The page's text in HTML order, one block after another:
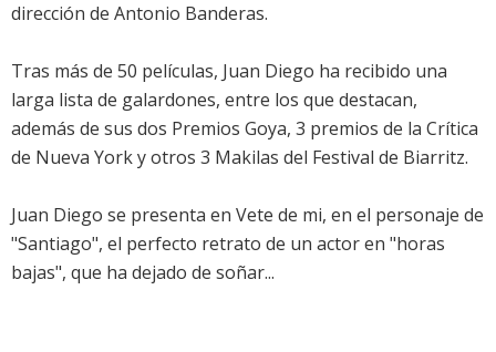
dirección de Antonio Banderas.
Tras más de 50 películas, Juan Diego ha recibido una
larga lista de galardones, entre los que destacan,
además de sus dos Premios Goya, 3 premios de la Crítica
de Nueva York y otros 3 Makilas del Festival de Biarritz.
Juan Diego se presenta en Vete de mi, en el personaje de
"Santiago", el perfecto retrato de un actor en "horas
bajas", que ha dejado de soñar...